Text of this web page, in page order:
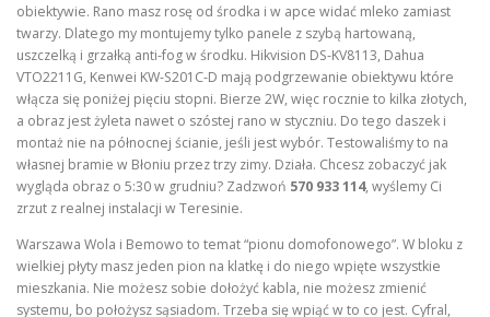
obiektywie. Rano masz rosę od środka i w apce widać mleko zamiast
twarzy. Dlatego my montujemy tylko panele z szybą hartowaną,
uszczelką i grzałką anti-fog w środku. Hikvision DS-KV8113, Dahua
VTO2211G, Kenwei KW-S201C-D mają podgrzewanie obiektywu które
włącza się poniżej pięciu stopni. Bierze 2W, więc rocznie to kilka złotych,
a obraz jest żyleta nawet o szóstej rano w styczniu. Do tego daszek i
montaż nie na północnej ścianie, jeśli jest wybór. Testowaliśmy to na
własnej bramie w Błoniu przez trzy zimy. Działa. Chcesz zobaczyć jak
wygląda obraz o 5:30 w grudniu? Zadzwoń 570 933 114, wyślemy Ci
zrzut z realnej instalacji w Teresinie.
Warszawa Wola i Bemowo to temat “pionu domofonowego”. W bloku z
wielkiej płyty masz jeden pion na klatkę i do niego wpięte wszystkie
mieszkania. Nie możesz sobie dołożyć kabla, nie możesz zmienić
systemu, bo położysz sąsiadom. Trzeba się wpiąć w to co jest. Cyfral,